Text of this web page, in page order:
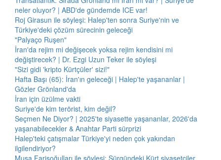
neler oluyor? | ABD'de gündemde ICE var!
Roj Girasun ile söyleşi: Halep'ten sonra Suriye'nin ve
Türkiye'deki çözüm sürecinin geleceği
"Palyaço Ruşen"
İran'da rejim mi değişecek yoksa rejim kendisini mi
değiştirecek? | Dr. Ezgi Uzun Teker ile söyleşi
"Sizi gidi 'kripto Kürtçüler' sizi!"
Hafta Başı (65): İran'ın geleceği | Halep'te yaşananlar |
Gözler Grönland'da
İran için üzülme vakti
Suriye'de kim terörist, kim değil?
Seçmen Ne Diyor? | 2025'te siyasette yaşananlar, 2026'da
yaşanabilecekler & Anahtar Parti sürprizi
Halep'teki çatışmalar Türkiye'yi neden çok yakından
ilgilendiriyor?
Musa Farisoğulları ile söyleşi: Sürgündeki Kürt siyasetçiler